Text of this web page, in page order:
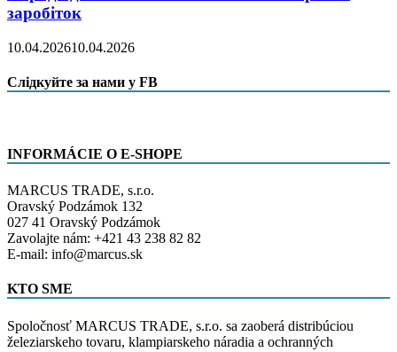
заробіток
10.04.202610.04.2026
Слідкуйте за нами у FB
INFORMÁCIE O E-SHOPE
MARCUS TRADE, s.r.o.
Oravský Podzámok 132
027 41 Oravský Podzámok
Zavolajte nám: +421 43 238 82 82
E-mail: info@marcus.sk
KTO SME
Spoločnosť MARCUS TRADE, s.r.o. sa zaoberá distribúciou
železiarskeho tovaru, klampiarskeho náradia a ochranných